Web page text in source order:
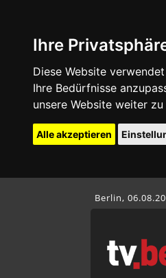
Ihre
Diese Website
Ihre Bedürfnisse
unsere Website weiter
Alle akzeptieren
Berlin,